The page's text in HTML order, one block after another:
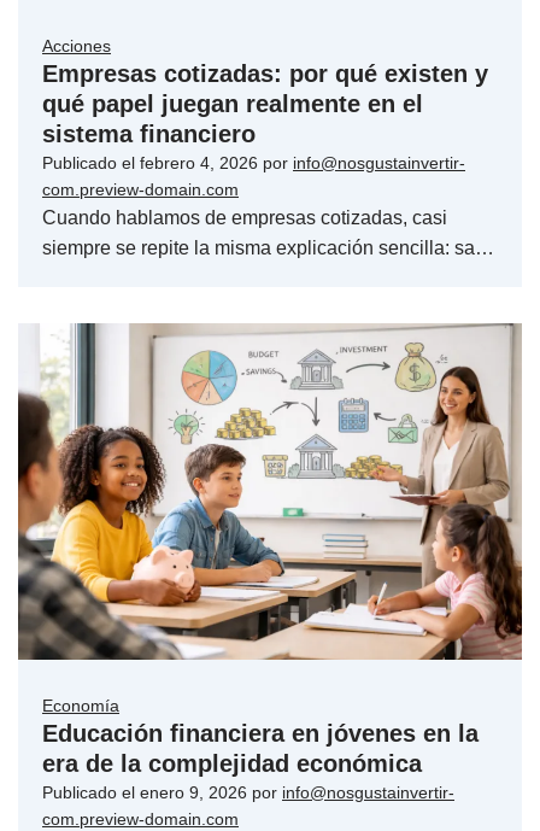
Acciones
Empresas cotizadas: por qué existen y
qué papel juegan realmente en el
sistema financiero
Publicado el febrero 4, 2026 por info@nosgustainvertir-
com.preview-domain.com
Cuando hablamos de empresas cotizadas, casi
siempre se repite la misma explicación sencilla: sa…
Economía
Educación financiera en jóvenes en la
era de la complejidad económica
Publicado el enero 9, 2026 por info@nosgustainvertir-
com.preview-domain.com